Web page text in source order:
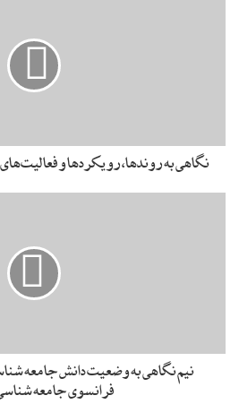
است نسبت پراکندگی فلسطینیان داخل
در مناطق
کشورها قرار دارند.
مسئله‌ای که نشان می‌دهد اهمیت
زندگی یک‌سوم فلسطینیان در اردن
نگاهی به روندها، رویکردها و
نیم نگاهی به وضعیت دانش جامعه
فرانسوی جامعه